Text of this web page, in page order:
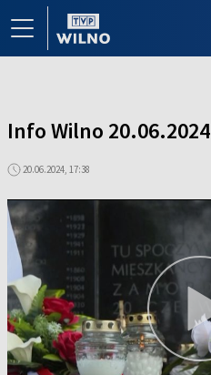
Info Wilno 20.06.2024
20.06.2024, 17:38